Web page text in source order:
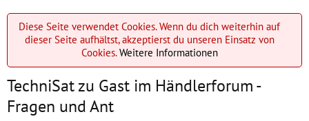
Diese Seite verwendet Cookies. Wenn du dich weiterhin auf
dieser Seite aufhältst, akzeptierst du unseren Einsatz von
Cookies.Weitere Informationen
TechniSat zu Gast im Händlerforum -
Fragen und Ant